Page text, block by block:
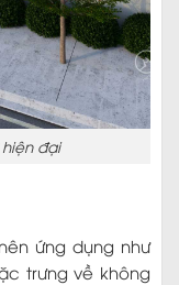
đại
ứng dụng như
trưng về không